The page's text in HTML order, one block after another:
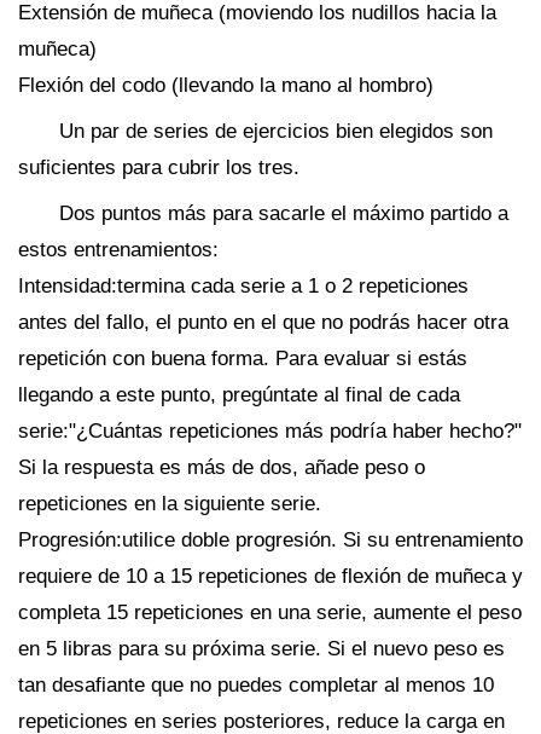
Extensión de muñeca (moviendo los nudillos hacia la
muñeca)
Flexión del codo (llevando la mano al hombro)
Un par de series de ejercicios bien elegidos son
suficientes para cubrir los tres.
Dos puntos más para sacarle el máximo partido a
estos entrenamientos:
Intensidad:termina cada serie a 1 o 2 repeticiones
antes del fallo, el punto en el que no podrás hacer otra
repetición con buena forma. Para evaluar si estás
llegando a este punto, pregúntate al final de cada
serie:"¿Cuántas repeticiones más podría haber hecho?"
Si la respuesta es más de dos, añade peso o
repeticiones en la siguiente serie.
Progresión:utilice doble progresión. Si su entrenamiento
requiere de 10 a 15 repeticiones de flexión de muñeca y
completa 15 repeticiones en una serie, aumente el peso
en 5 libras para su próxima serie. Si el nuevo peso es
tan desafiante que no puedes completar al menos 10
repeticiones en series posteriores, reduce la carga en